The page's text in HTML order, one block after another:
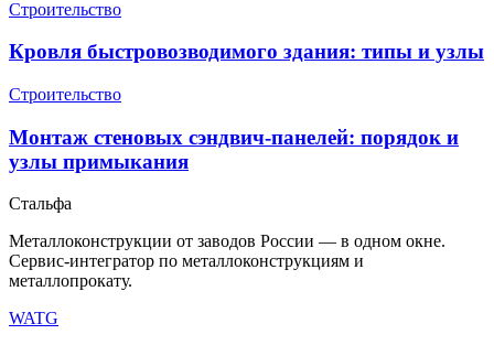
Строительство
Кровля быстровозводимого здания: типы и узлы
Строительство
Монтаж стеновых сэндвич-панелей: порядок и
узлы примыкания
Стальфа
Металлоконструкции от заводов России — в одном окне.
Сервис-интегратор по металлоконструкциям и
металлопрокату.
WATG